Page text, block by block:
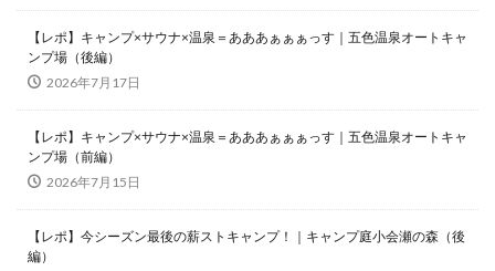
【レポ】キャンプ×サウナ×温泉＝あああぁぁぁっす｜五色温泉オートキャ
ンプ場（後編）
2026年7月17日
【レポ】キャンプ×サウナ×温泉＝あああぁぁぁっす｜五色温泉オートキャ
ンプ場（前編）
2026年7月15日
【レポ】今シーズン最後の薪ストキャンプ！｜キャンプ庭小会瀬の森（後
編）